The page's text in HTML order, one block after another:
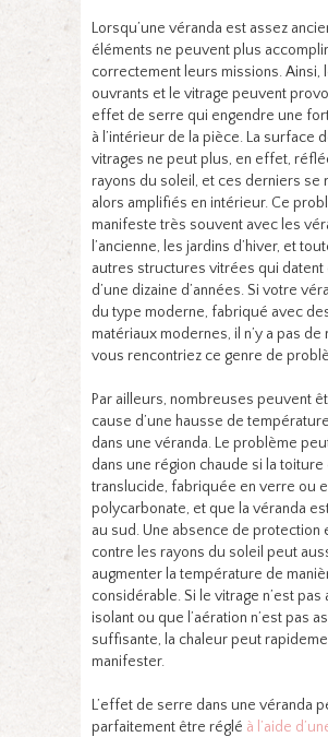
Lorsqu’une véranda est assez
éléments ne peuvent plus accomplir
correctement leurs missions. Ainsi,
ouvrants et le vitrage peuvent
effet de serre qui engendre une
à l’intérieur de la pièce. La surface
vitrages ne peut plus, en effet,
rayons du soleil, et ces derniers se
alors amplifiés en intérieur. Ce
manifeste très souvent avec les
l’ancienne, les jardins d’hiver, et
autres structures vitrées qui datent
d’une dizaine d’années. Si votre
du type moderne, fabriqué avec
matériaux modernes, il n’y a pas
vous rencontriez ce genre de
Par ailleurs, nombreuses peuvent
cause d’une hausse de
dans une véranda. Le problème
dans une région chaude si la toiture
translucide, fabriquée en verre ou
polycarbonate, et que la véranda
au sud. Une absence de protection
contre les rayons du soleil peut
augmenter la température de
considérable. Si le vitrage n’est pas
isolant ou que l’aération n’est pas
suffisante, la chaleur peut
manifester.
L’effet de serre dans une véranda
parfaitement être réglé à l’aide